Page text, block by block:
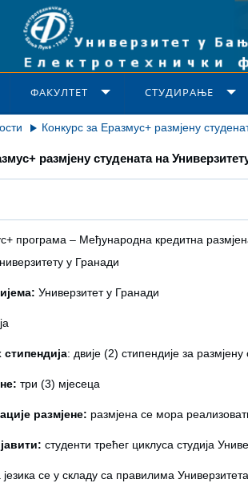
ФАКУЛТЕТ СТУДИРАЊЕ
Конкурс за Еразмус+ размјену
размјену студената на
програма – Међународна кредитна
у Гранади
Универзитет у Гранади
стипендија: двије (2) стипендије за
три (3) мјесеца
размјене: размјена се мора
студенти трећег циклуса студија
језика се у складу са правилима